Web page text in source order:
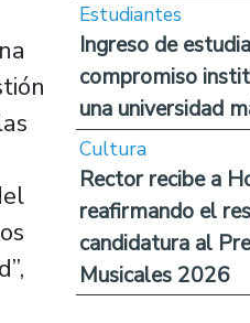
Estudiantes
Ingreso de
compromiso
una universidad
Cultura
Rector recibe a
reafirmando el
candidatura al
Musicales 2026